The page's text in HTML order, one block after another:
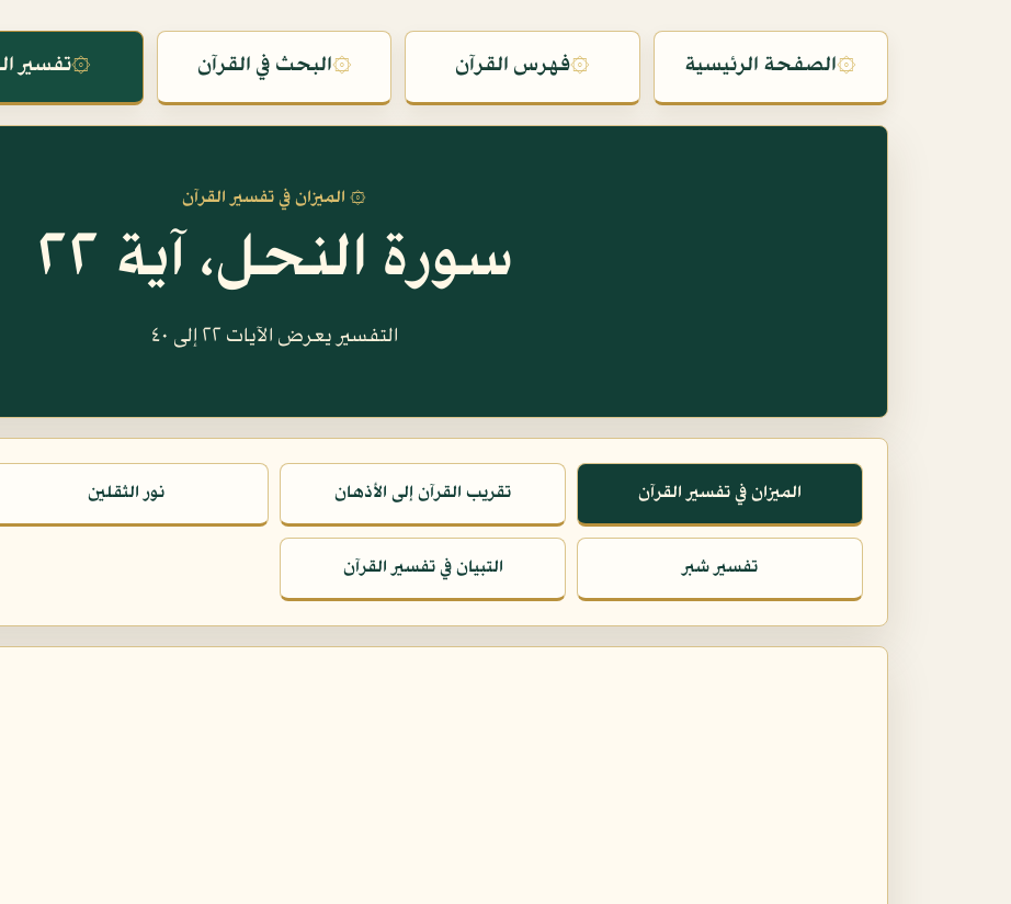
۞الصفحة الرئيسية ۞فهرس القرآن ۞البحث في القرآن ۞تفسير
۞ الميزان في تفسير القرآن
سورة النحل، آية ٢٢
التفسير يعرض الآيات ٢٢ إلى ٤٠
الميزان في تفسير القرآن تقريب القرآن إلى الأذهان نور الثقلين
تفسير شبر التبيان في تفسير القرآن